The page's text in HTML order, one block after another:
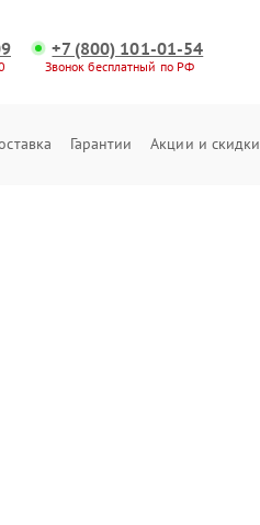
+7 (800) 101-01-54
Звонок бесплатный по РФ
Гарантии Акции и скидки